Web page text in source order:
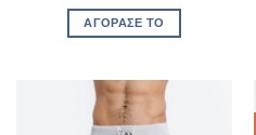
was:
€44,90.
ΑΓΌΡΑΣΈ ΤΟ